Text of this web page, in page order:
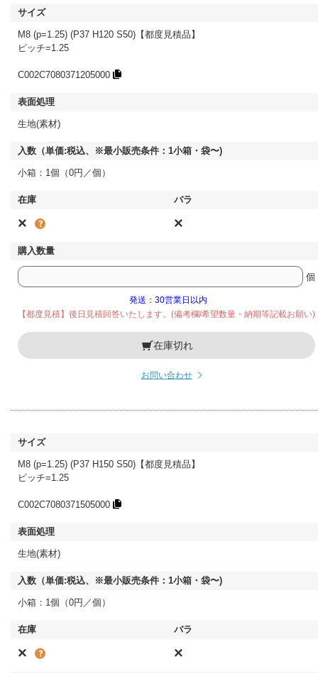
M8 (p=1.25) (P37 H120 S50)【都度見積品】
ピッチ=1.25
C002C7080371205000
生地(素材)
小箱：1個（0円／個）
× ×
個
発送：30営業日以内
【都度見積】後日見積回答いたします。(備考欄/希望数量・納期等記載お願い)
在庫切れ
お問い合わせ
M8 (p=1.25) (P37 H150 S50)【都度見積品】
ピッチ=1.25
C002C7080371505000
生地(素材)
小箱：1個（0円／個）
× ×